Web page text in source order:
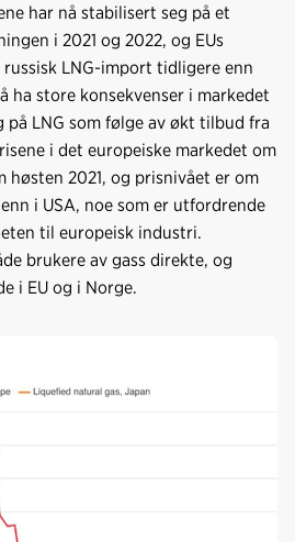
har nå stabilisert seg på et
i 2021 og 2022, og EUs
LNG-import tidligere enn
ha store konsekvenser i markedet
LNG som følge av økt tilbud fra
i det europeiske markedet om
høsten 2021, og prisnivået er om
i USA, noe som er utfordrende
til europeisk industri.
brukere av gass direkte, og
i EU og i Norge.